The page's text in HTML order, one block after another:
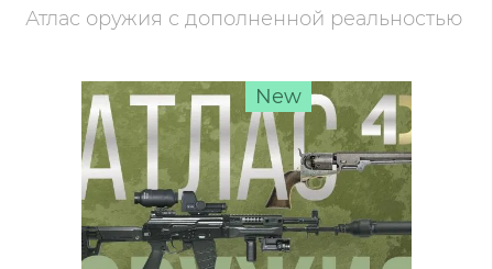
Атлас оружия с дополненной реальностью
New